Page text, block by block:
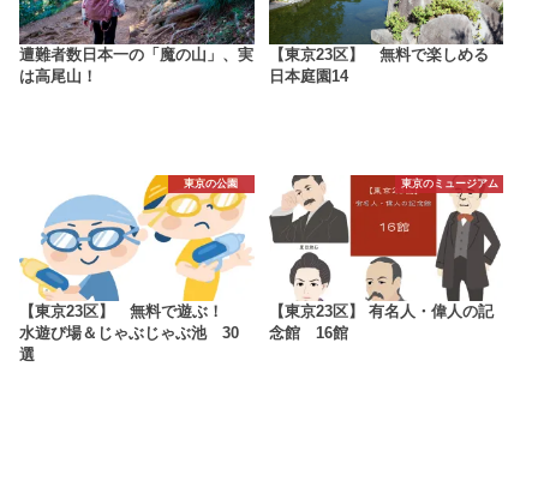
遭難者数日本一の「魔の山」、実
は高尾山！
【東京23区】 無料で楽しめる
日本庭園14
東京の公園
【東京23区】 無料で遊ぶ！
水遊び場＆じゃぶじゃぶ池 30
選
東京のミュージアム
【東京23区】 有名人・偉人の記
念館 16館